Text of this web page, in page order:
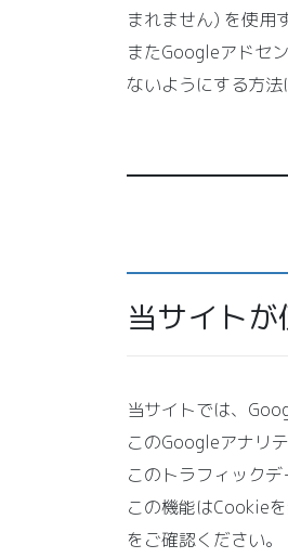
まれません) を使用
またGoogleアドセ
ないようにする方法
当サイト
当サイトでは、
このGoogleアナリ
このトラフィック
この機能はCookie
をご確認ください。